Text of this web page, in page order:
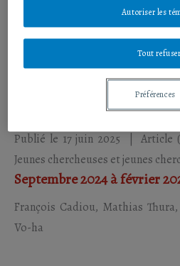
la guerre, penser la paix en Afrique)
Mars à août 2025
François Cadiou,Paul Vo-ha,
Publié le 17 juin 2025 |Article
Jeunes chercheuses et jeunes
Septembre 2024 à février
François Cadiou, Mathias Thura,
Vo-ha
Tout refuser
Autoriser les
Préférences